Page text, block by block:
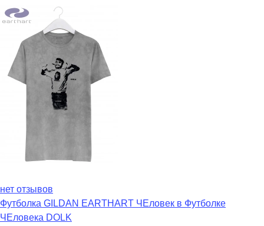
нет отзывов
Футболка GILDAN EARTHART ЧЕловек в Футболке
ЧЕловека DOLK